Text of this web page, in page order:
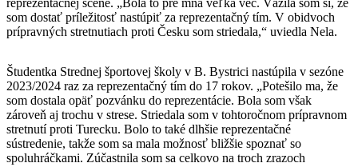
reprezentačnej scéne. „Bola to pre mňa veľká vec. Vážila som si, že
som dostať príležitosť nastúpiť za reprezentačný tím. V obidvoch
prípravných stretnutiach proti Česku som striedala,“ uviedla Nela.
Študentka Strednej športovej školy v B. Bystrici nastúpila v sezóne
2023/2024 raz za reprezentačný tím do 17 rokov. „Potešilo ma, že
som dostala opäť pozvánku do reprezentácie. Bola som však
zároveň aj trochu v strese. Striedala som v tohtoročnom prípravnom
stretnutí proti Turecku. Bolo to také dlhšie reprezentačné
sústredenie, takže som sa mala možnosť bližšie spoznať so
spoluhráčkami. Zúčastnila som sa celkovo na troch zrazoch